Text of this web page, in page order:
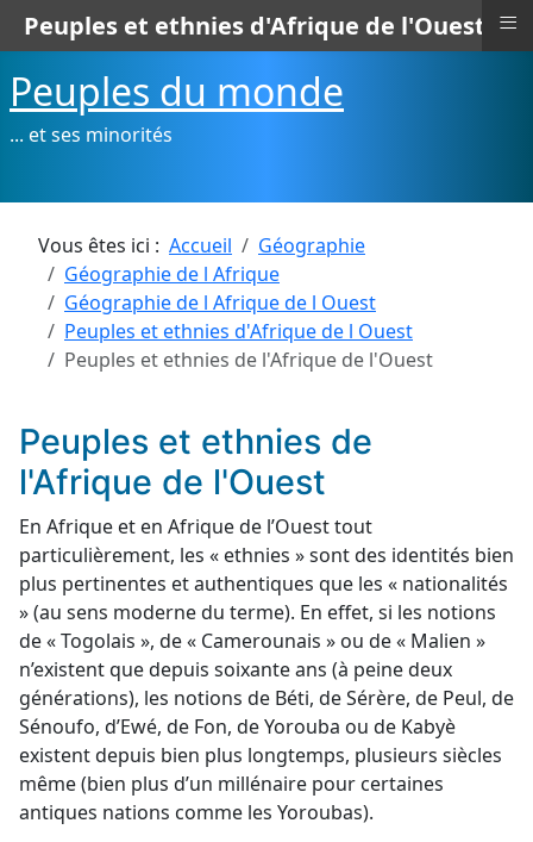
Peuples du monde
... et ses minorités
Vous êtes ici : Accueil
Géographie
Géographie de l Afrique
Géographie de l Afrique de l Ouest
Peuples et ethnies d'Afrique de l Ouest
Peuples et ethnies de l'Afrique de l'Ouest
Peuples et ethnies de
l'Afrique de l'Ouest
En Afrique et en Afrique de l’Ouest tout
particulièrement, les « ethnies » sont des identités bien
plus pertinentes et authentiques que les « nationalités
» (au sens moderne du terme). En effet, si les notions
de « Togolais », de « Camerounais » ou de « Malien »
n’existent que depuis soixante ans (à peine deux
générations), les notions de Béti, de Sérère, de Peul, de
Sénoufo, d’Ewé, de Fon, de Yorouba ou de Kabyè
existent depuis bien plus longtemps, plusieurs siècles
même (bien plus d’un millénaire pour certaines
antiques nations comme les Yoroubas).
Peuples et ethnies d'Afrique de l'Ouest ≡